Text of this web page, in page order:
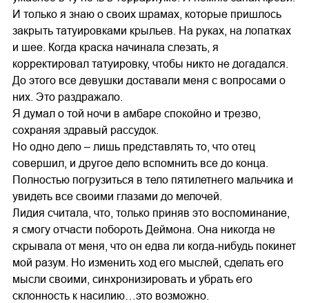
И только я знаю о своих шрамах, которые пришлось
закрыть татуировками крыльев. На руках, на лопатках
и шее. Когда краска начинала слезать, я
корректировал татуировку, чтобы никто не догадался.
До этого все девушки доставали меня с вопросами о
них. Это раздражало.
Я думал о той ночи в амбаре спокойно и трезво,
сохраняя здравый рассудок.
Но одно дело – лишь представлять то, что отец
совершил, и другое дело вспомнить все до конца.
Полностью погрузиться в тело пятилетнего мальчика и
увидеть все своими глазами до мелочей.
Лидия считала, что, только приняв это воспоминание,
я смогу отчасти побороть Деймона. Она никогда не
скрывала от меня, что он едва ли когда-нибудь покинет
мой разум. Но изменить ход его мыслей, сделать его
мысли своими, синхронизировать и убрать его
склонность к насилию…это возможно.